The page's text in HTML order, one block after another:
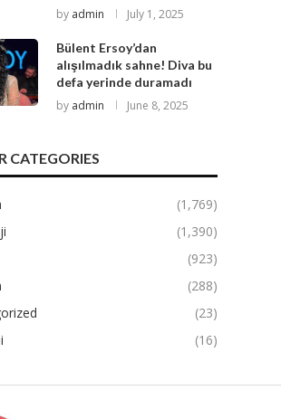
by admin July 1, 2025
Bülent Ersoy’dan
alışılmadık sahne! Diva bu
defa yerinde duramadı
by admin June 8, 2025
CATEGORIES
(1,769)
(1,390)
(923)
(288)
(23)
(16)